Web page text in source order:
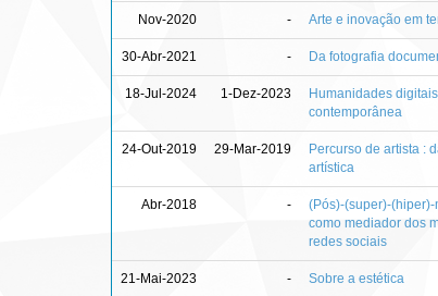
Nov-2020 - Arte e inovação em
30-Abr-2021 - Da fotografia
18-Jul-2024 1-Dez-2023
Humanidades
contemporânea
24-Out-2019 29-Mar-2019
Percurso de artista :
artística
Abr-2018 -
(Pós)-(super)-
como mediador dos
redes sociais
21-Mai-2023 - Sobre a estética